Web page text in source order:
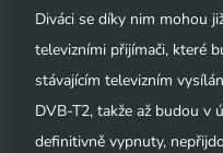
Diváci se díky nim mohou
televizními přijímači, které
stávajícím televizním
DVB-T2, takže až budou v
definitivně vypnuty,